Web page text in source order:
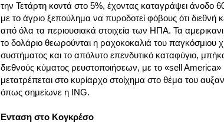
την Τετάρτη κοντά στο 5%, έχοντας καταγράψει άνοδο
με το άγριο ξεπούλημα να πυροδοτεί φόβους ότι διεθνή
από όλα τα περιουσιακά στοιχεία των ΗΠΑ. Τα
το δολάριο θεωρούνται η ραχοκοκαλιά του παγκόσμιου
συστήματος και το απόλυτο επενδυτικό καταφύγιο,
διεθνούς κύματος ρευστοποιήσεων, με το «sell
μετατρέπεται στο κυρίαρχο στοίχημα στο θέμα του
όπως σημείωνε η ING.
Ενταση στο Κογκρέσο